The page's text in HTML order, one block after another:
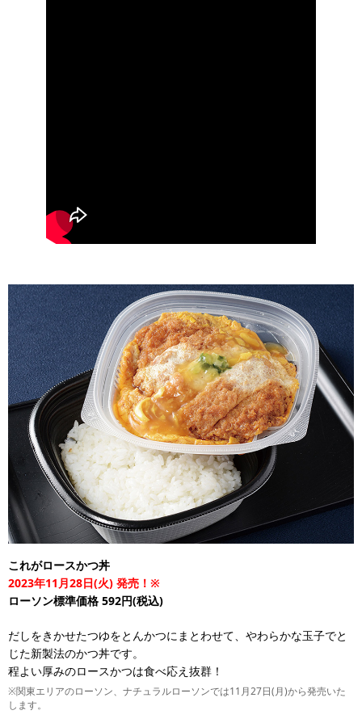
これがロースかつ丼
2023年11月28日(火) 発売！※
ローソン標準価格 592円(税込)
だしをきかせたつゆをとんかつにまとわせて、やわらかな玉子でと
じた新製法のかつ丼です。
程よい厚みのロースかつは食べ応え抜群！
※関東エリアのローソン、ナチュラルローソンでは11月27日(月)から発売いた
します。